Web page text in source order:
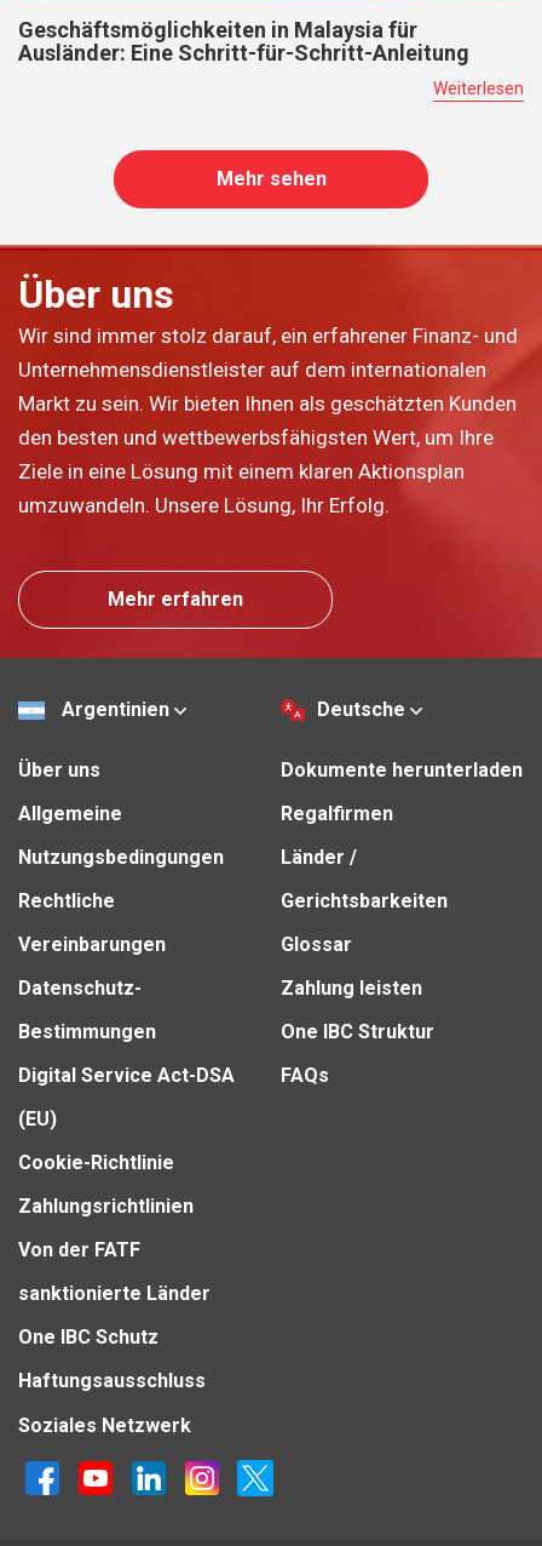
Geschäftsmöglichkeiten in Malaysia für
Ausländer: Eine Schritt-für-Schritt-Anleitung
Weiterlesen
Mehr sehen
Über uns
Wir sind immer stolz darauf, ein erfahrener Finanz- und
Unternehmensdienstleister auf dem internationalen
Markt zu sein. Wir bieten Ihnen als geschätzten Kunden
den besten und wettbewerbsfähigsten Wert, um Ihre
Ziele in eine Lösung mit einem klaren Aktionsplan
umzuwandeln. Unsere Lösung, Ihr Erfolg.
Mehr erfahren
Argentinien Deutsche
Über uns
Allgemeine
Nutzungsbedingungen
Rechtliche
Vereinbarungen
Datenschutz-
Bestimmungen
Digital Service Act-DSA
(EU)
Cookie-Richtlinie
Zahlungsrichtlinien
Von der FATF
sanktionierte Länder
One IBC Schutz
Haftungsausschluss
Dokumente herunterladen
Regalfirmen
Länder /
Gerichtsbarkeiten
Glossar
Zahlung leisten
One IBC Struktur
FAQs
Soziales Netzwerk